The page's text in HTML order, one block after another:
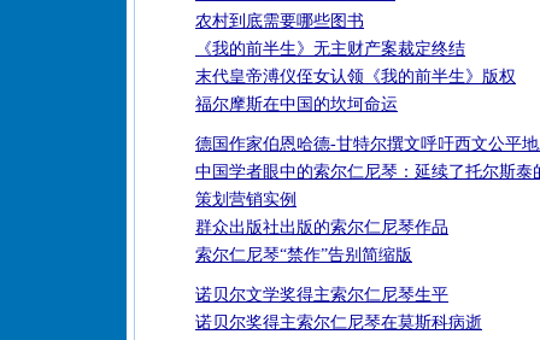
农村到底需要哪些图书
《我的前半生》无主财产案裁定终结
末代皇帝溥仪侄女认领《我的前半生》版权
福尔摩斯在中国的坎坷命运
德国作家伯恩哈德-甘特尔撰文呼吁西文公平
中国学者眼中的索尔仁尼琴：延续了托尔斯泰
策划营销实例
群众出版社出版的索尔仁尼琴作品
索尔仁尼琴“禁作”告别简缩版
诺贝尔文学奖得主索尔仁尼琴生平
诺贝尔奖得主索尔仁尼琴在莫斯科病逝